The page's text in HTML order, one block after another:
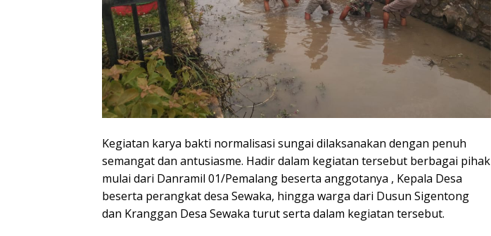
Kegiatan karya bakti normalisasi sungai dilaksanakan dengan penuh
semangat dan antusiasme. Hadir dalam kegiatan tersebut berbagai pihak
mulai dari Danramil 01/Pemalang beserta anggotanya , Kepala Desa
beserta perangkat desa Sewaka, hingga warga dari Dusun Sigentong
dan Kranggan Desa Sewaka turut serta dalam kegiatan tersebut.